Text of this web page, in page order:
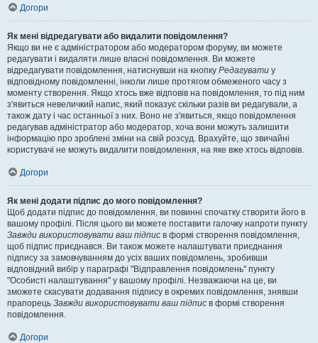
Догори
Як мені відредагувати або видалити повідомлення?
Якщо ви не є адміністратором або модератором форуму, ви можете
редагувати і видаляти лише власні повідомлення. Ви можете
відредагувати повідомлення, натиснувши на кнопку Редагувати у
відповідному повідомленні, інколи лише протягом обмеженого часу з
моменту створення. Якщо хтось вже відповів на повідомлення, то під ним
з'явиться невеличкий напис, який показує скільки разів ви редагували, а
також дату і час останньої з них. Воно не з'явиться, якщо повідомлення
редагував адміністратор або модератор, хоча вони можуть залишити
інформацію про зроблені зміни на свій розсуд. Врахуйте, що звичайні
користувачі не можуть видалити повідомлення, на яке вже хтось відповів.
Догори
Як мені додати підпис до мого повідомлення?
Щоб додати підпис до повідомлення, ви повинні спочатку створити його в
вашому профілі. Після цього ви можете поставити галочку напроти пункту
Завжди використовувати ваш підпис в формі створення повідомлення,
щоб підпис приєднався. Ви також можете налаштувати приєднання
підпису за замовчуванням до усіх ваших повідомлень, зробивши
відповідний вибір у параграфі "Відправлення повідомлень" пункту
"Особисті налаштування" у вашому профілі. Незважаючи на це, ви
зможете скасувати додавання підпису в окремих повідомлення, знявши
прапорець Завжди використовувати ваш підпис в формі створення
повідомлення.
Догори